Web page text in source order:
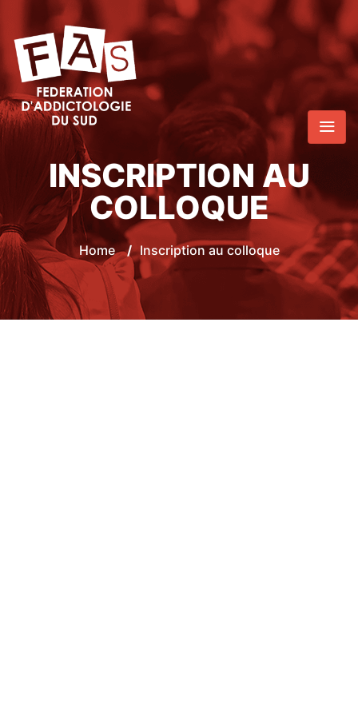
INSCRIPTION AU
COLLOQUE
Home / Inscription au colloque